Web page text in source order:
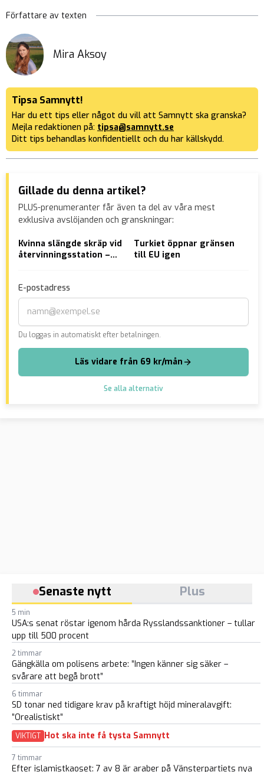
Författare av texten
Mira Aksoy
Tipsa Samnytt!
Har du ett tips eller något du vill att Samnytt ska granska?
Mejla redaktionen på: tipsa@samnytt.se
Ditt tips behandlas konfidentiellt och du har källskydd.
Gillade du denna artikel?
PLUS-prenumeranter får även ta del av våra mest
exklusiva avslöjanden och granskningar:
Kvinna slängde skräp vid
återvinningsstation –
Turkiet öppnar gränsen
till EU igen
E-postadress
Du loggas in automatiskt efter betalningen.
Läs vidare från 69 kr/mån
Se alla alternativ
Senaste nytt Plus
5 min
USA:s senat röstar igenom hårda Rysslandssanktioner – tullar
upp till 500 procent
2 timmar
Gängkälla om polisens arbete: ”Ingen känner sig säker –
svårare att begå brott”
6 timmar
SD tonar ned tidigare krav på kraftigt höjd mineralavgift:
”Orealistiskt”
VIKTIGT Hot ska inte få tysta Samnytt
7 timmar
Efter islamistkaoset: 7 av 8 är araber på Vänsterpartiets nya